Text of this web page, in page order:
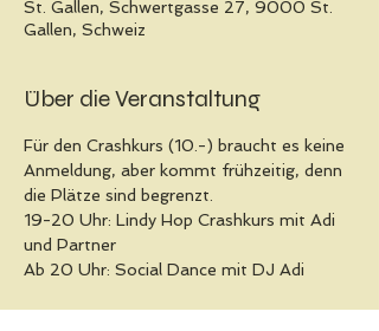
St. Gallen, Schwertgasse 27, 9000 St.
Gallen, Schweiz
Über die Veranstaltung
Für den Crashkurs (10.-) braucht es keine
Anmeldung, aber kommt frühzeitig, denn
die Plätze sind begrenzt.
19-20 Uhr: Lindy Hop Crashkurs mit Adi
und Partner
Ab 20 Uhr: Social Dance mit DJ Adi